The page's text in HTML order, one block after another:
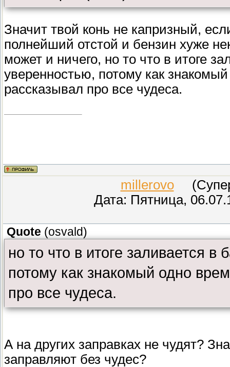
Значит твой конь не капризный,
полнейший отстой и бензин хуже
может и ничего, но то что в итоге
уверенностью, потому как
рассказывал про все чудеса.
millerovo
Дата: Пятница,
Quote (osvald)
но то что в итоге заливается в
потому как знакомый одно
про все чудеса.
А на других заправках не чудят?
заправляют без чудес?